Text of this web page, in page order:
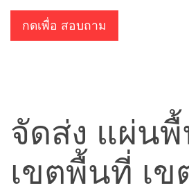
กดเพื่อ สอบถาม
จัดส่ง แผ่น
เขตพื้นที่ เข